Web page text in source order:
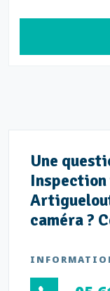
Une
caméra ?